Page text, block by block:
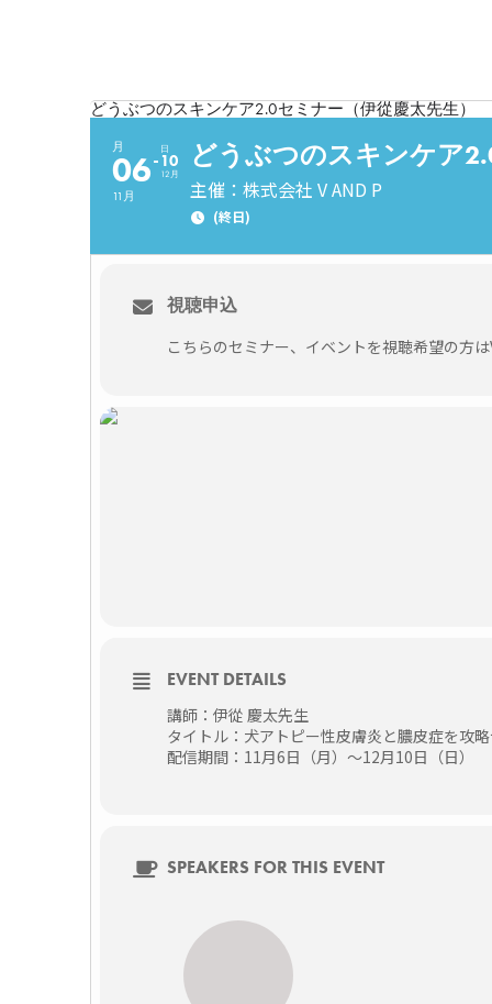
どうぶつのスキンケア2.0セミナー（伊從慶太先生）
月
06
11月
日
10
12月
どうぶつのスキンケア
主催：株式会社 V AND P
(終日)
視聴申込
こちらのセミナー、イベントを視聴希望の方
EVENT DETAILS
講師：伊從 慶太先生
タイトル：犬アトピー性皮膚炎と膿皮症を攻
配信期間：11月6日（月）～12月10日（日）
SPEAKERS FOR THIS EVENT